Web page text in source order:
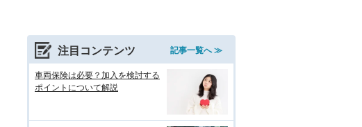
注目コンテンツ 記事一覧へ ≫
車両保険は必要？加入を検討する
ポイントについて解説